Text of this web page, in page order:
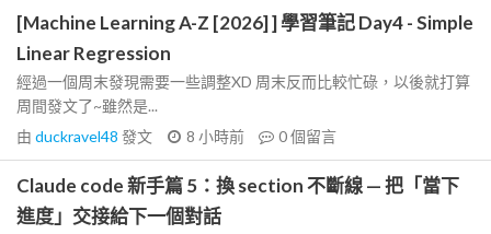
[Machine Learning A-Z [2026] ] 學習筆記 Day4 - Simple
Linear Regression
經過一個周末發現需要一些調整XD 周末反而比較忙碌，以後就打算
周間發文了~雖然是...
由 duckravel48 發文 8 小時前 0個留言
Claude code 新手篇 5：換 section 不斷線 — 把「當下
進度」交接給下一個對話